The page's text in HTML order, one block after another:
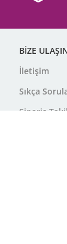
BİZE
İletişim
Sıkça
Sipariş